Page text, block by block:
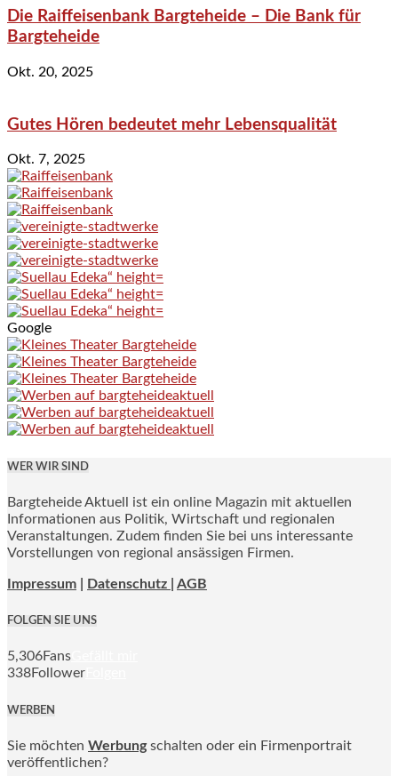
Die Raiffeisenbank Bargteheide – Die Bank für
Bargteheide
Okt. 20, 2025
Gutes Hören bedeutet mehr Lebensqualität
Okt. 7, 2025
Google
WER WIR SIND
Bargteheide Aktuell ist ein online Magazin mit aktuellen
Informationen aus Politik, Wirtschaft und regionalen
Veranstaltungen. Zudem finden Sie bei uns interessante
Vorstellungen von regional ansässigen Firmen.
Impressum Datenschutz | AGB
FOLGEN SIE UNS
5,306Fans
338Follower
WERBEN
Sie möchten Werbung schalten oder ein Firmenportrait
veröffentlichen?